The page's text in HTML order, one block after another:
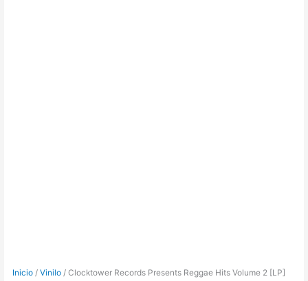
Inicio /Vinilo / Clocktower Records Presents Reggae Hits Volume 2 [LP]